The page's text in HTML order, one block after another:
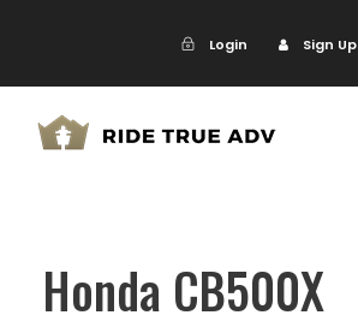
Login Sign Up
Honda CB500X